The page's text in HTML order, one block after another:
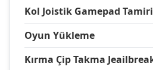
Kol Joistik Gamepad Tamiri
Oyun Yükleme
Kırma Çip Takma